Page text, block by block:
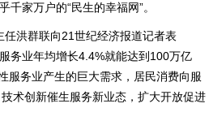
家万户的“民生的幸福网”。
洪群联向21世纪经济报道记者表
务业年均增长4.4%就能达到100万亿
服务业产生的巨大需求，居民消费向服
术创新催生服务新业态，扩大开放促进